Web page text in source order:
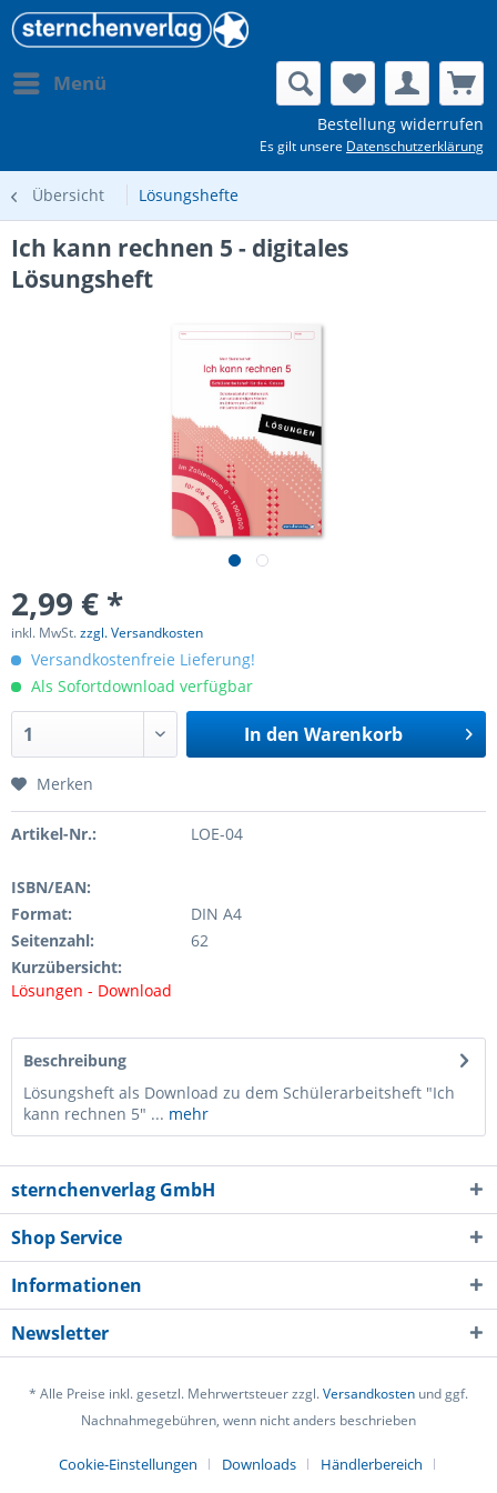
Menü
Bestellung widerrufen
Es gilt unsere Datenschutzerklärung
Übersicht Lösungshefte
Ich kann rechnen 5 - digitales
Lösungsheft
2,99 € *
inkl. MwSt.zzgl. Versandkosten
Versandkostenfreie Lieferung!
Als Sofortdownload verfügbar
In den Warenkorb
Merken
Artikel-Nr.: LOE-04
ISBN/EAN:
Format:
DIN A4
Seitenzahl:
62
Kurzübersicht:
Lösungen - Download
Beschreibung
Lösungsheft als Download zu dem Schülerarbeitsheft "Ich
kann rechnen 5" ... mehr
sternchenverlag GmbH
Shop Service
Informationen
Newsletter
* Alle Preise inkl. gesetzl. Mehrwertsteuer zzgl.Versandkosten und ggf.
Nachnahmegebühren, wenn nicht anders beschrieben
Cookie-Einstellungen Downloads
Händlerbereich